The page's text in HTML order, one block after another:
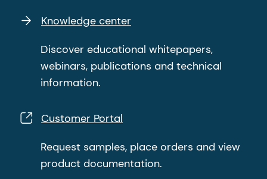
Knowledge center
Discover educational whitepapers,
webinars, publications and technical
information.
Customer Portal
Request samples, place orders and view
product documentation.